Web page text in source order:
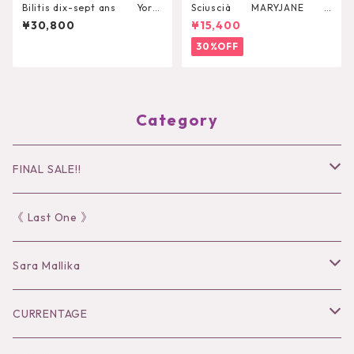
Bilitis dix-sept ans York
Frill Blouse
¥30,800
Sciuscià MARYJANE
（ROOIBOS TEA）
¥15,400
30%OFF
Category
FINAL SALE!!
30％OFF
40％OFF
50％OFF
《 Last One 》
Sara Mallika
Tops
CURRENTAGE